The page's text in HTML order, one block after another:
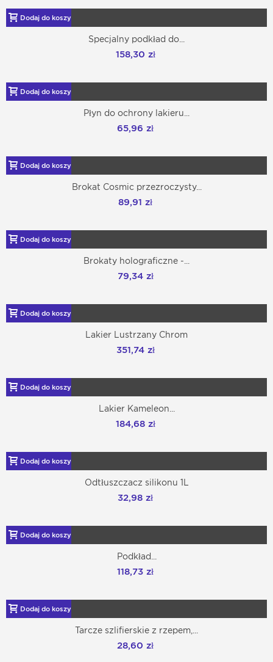
Dodaj do koszyka
Specjalny podkład do...
158,30 zł
Dodaj do koszyka
Płyn do ochrony lakieru...
65,96 zł
Dodaj do koszyka
Brokat Cosmic przezroczysty...
89,91 zł
Dodaj do koszyka
Brokaty holograficzne -...
79,34 zł
Dodaj do koszyka
Lakier Lustrzany Chrom
351,74 zł
Dodaj do koszyka
Lakier Kameleon...
184,68 zł
Dodaj do koszyka
Odtłuszczacz silikonu 1L
32,98 zł
Dodaj do koszyka
Podkład...
118,73 zł
Dodaj do koszyka
Tarcze szlifierskie z rzepem,...
28,60 zł